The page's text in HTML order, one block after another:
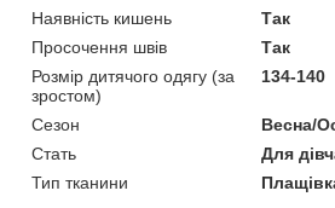
Наявність кишень
Так
Просочення швів
Так
Розмір дитячого одягу (за
зростом)
134-140
Сезон
Весна/
Стать
Для
Тип тканини